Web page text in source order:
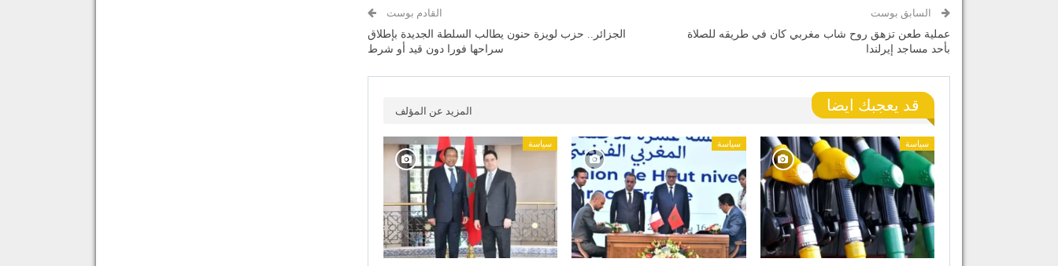
السابق بوست
عملية طعن تزهق روح شاب مغربي كان في طريقه للصلاة
بأحد مساجد إيرلندا
القادم بوست
الجزائر.. حزب لويزة حنون يطالب السلطة الجديدة بإطلاق
سراحها فورا دون قيد أو شرط
قد يعجبك ايضا المزيد عن المؤلف
سياسة سياسة سياسة